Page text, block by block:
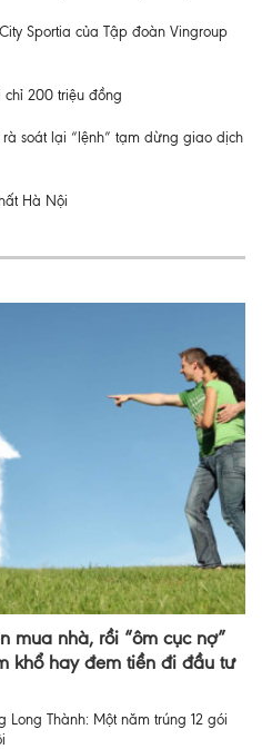
Sportia của Tập đoàn Vingroup
chỉ 200 triệu đồng
soát lại “lệnh” tạm dừng giao dịch
Hà Nội
mua nhà, rồi “ôm cục nợ”
khổ hay đem tiền đi đầu tư
Long Thành: Một năm trúng 12 gói